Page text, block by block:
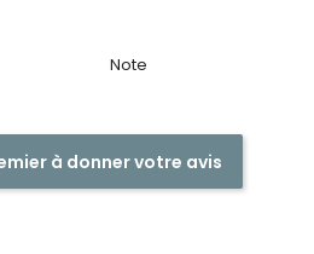
Note
à donner votre avis